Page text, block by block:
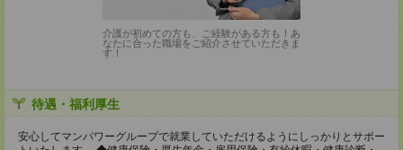
介護が初めての方も、ご経験がある方も！あ
なたに合った職場をご紹介させていただきま
す！
待遇・福利厚生
安心してマンパワーグループで就業していただけるようにしっかりとサポー